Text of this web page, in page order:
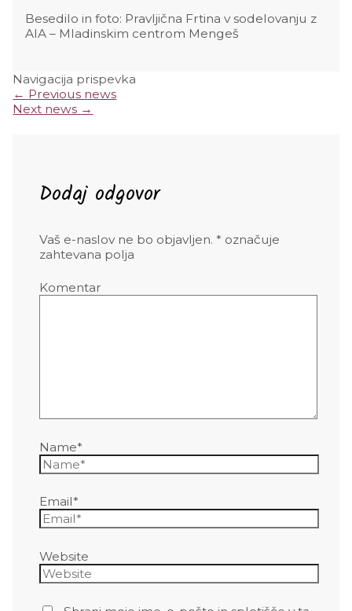
Besedilo in foto: Pravljična Frtina v sodelovanju z
AIA – Mladinskim centrom Mengeš
Navigacija prispevka
← Previous news
Next news →
Dodaj odgovor
Vaš e-naslov ne bo objavljen. * označuje
zahtevana polja
Komentar
Name*
Email*
Website